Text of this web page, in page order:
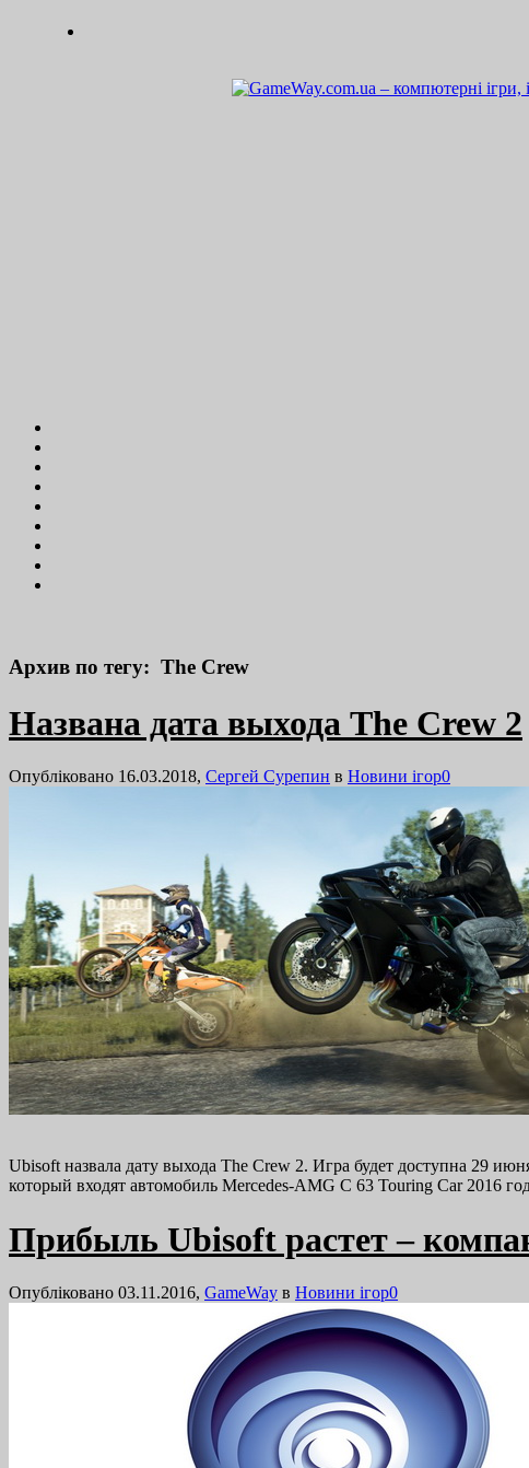
Архив по тегу: The Crew
Названа дата выхода The Crew 2
Опубліковано 16.03.2018, Сергей Сурепин в Новини ігор0
Ubisoft назвала дату выхода The Crew 2. Игра будет доступна 29
который входят автомобиль Mercedes-AMG C 63 Touring Car 2016
Прибыль Ubisoft растет –
Опубліковано 03.11.2016, GameWay в Новини ігор0